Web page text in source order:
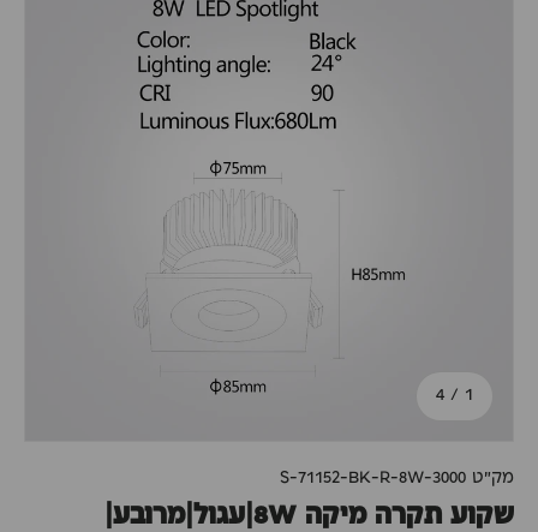
1
/ מתוך
4
מק"ט S-71152-BK-R-8W-3000
שקוע תקרה מיקה 8W|עגול|מרובע|